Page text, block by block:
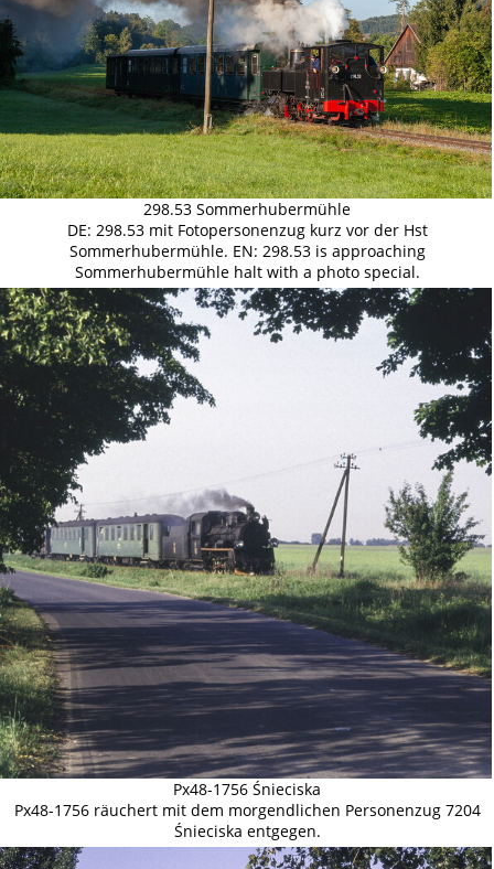
298.53 Sommerhubermühle
DE: 298.53 mit Fotopersonenzug kurz vor der Hst
Sommerhubermühle. EN: 298.53 is approaching
Sommerhubermühle halt with a photo special.
Px48-1756 Śnieciska
Px48-1756 räuchert mit dem morgendlichen Personenzug 7204
Śnieciska entgegen.